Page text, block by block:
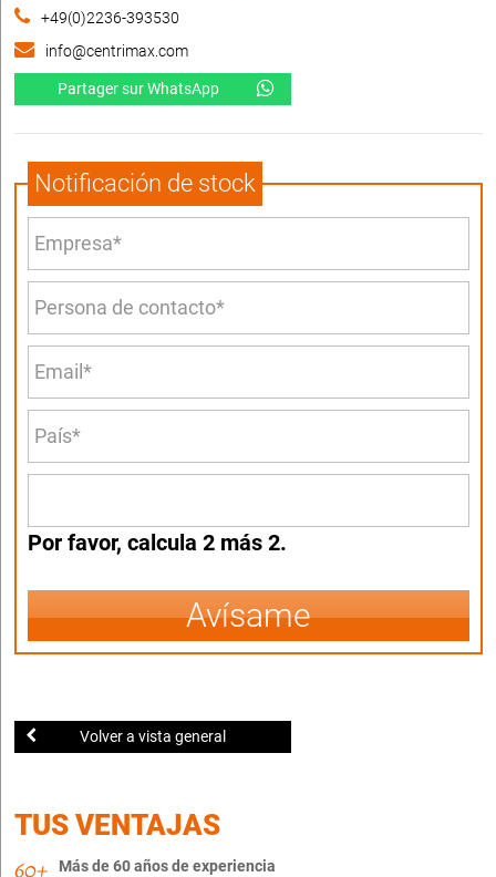
+49(0)2236-393530
info@centrimax.com
Partager sur WhatsApp
Notificación de stock
Por favor, calcula 2 más 2.
Avísame
Volver a vista general
TUS VENTAJAS
Más de 60 años de experiencia